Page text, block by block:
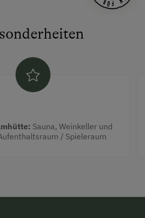
Sauna, Weinkeller und
/ Spieleraum